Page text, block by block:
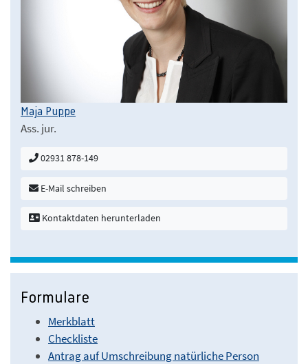
Maja Puppe
Ass. jur.
02931 878-149
E-Mail schreiben
Kontaktdaten herunterladen
Formulare
Merkblatt
Checkliste
Antrag auf Umschreibung natürliche Person